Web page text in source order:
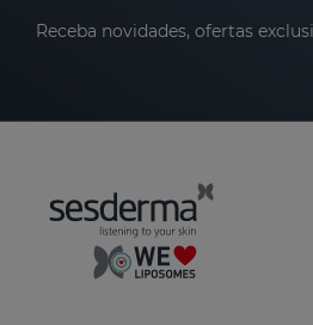
Receba novidades, ofertas